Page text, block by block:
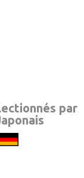
par